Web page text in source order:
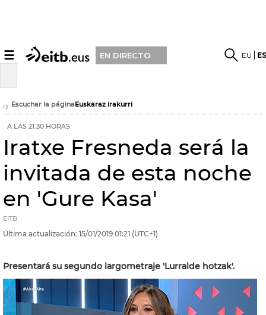
☰ EN DIRECTO EU
Escuchar la páginaEuskaraz irakurri
A LAS 21:30 HORAS
Iratxe Fresneda será la
invitada de esta noche
en 'Gure Kasa'
EITB
Última actualización: 15/01/2019 01:21 (UTC+1)
Presentará su segundo largometraje 'Lurralde hotzak'.